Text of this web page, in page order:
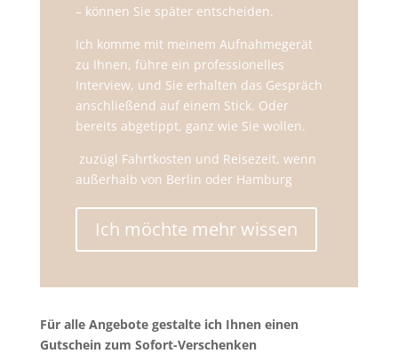
– können Sie später entscheiden.
Ich komme mit meinem Aufnahmegerät
zu Ihnen, führe ein professionelles
Interview, und Sie erhalten das Gespräch
anschließend auf einem Stick. Oder
bereits abgetippt, ganz wie Sie wollen.
zuzügl Fahrtkosten und Reisezeit, wenn
außerhalb von Berlin oder Hamburg
Ich möchte mehr wissen
Für alle Angebote gestalte ich Ihnen einen
Gutschein zum Sofort-Verschenken